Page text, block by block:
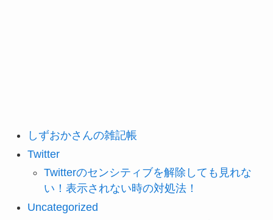
しずおかさんの雑記帳
Twitter
Twitterのセンシティブを解除しても見れな
い！表示されない時の対処法！
Uncategorized